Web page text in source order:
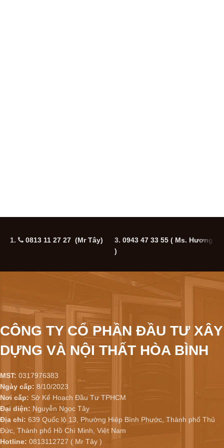
1. 0813 11 27 27 (Mr Tây) 3. 0943 47 33 55 ( Ms. Hương
)
CÔNG TY CỔ PHẦN ĐẦU TƯ XÂY
DỰNG VÀ NỘI THẤT HÒA BÌNH
MST: 0317976383
Ngày cấp: 8/10/2023
Nơi cấp: Sở Kế Hoạch Đầu Tư TPHCM
Đại diện: Nguyễn Ngọc Tây
Địa chỉ: 639 Quốc lộ 13, Phường Hiệp Bình Phước, Thành phố Thủ
Đức, Thành phố Hồ Chí Minh, Việt Nam
Hotline: 0813112727 ( Mr Tây )